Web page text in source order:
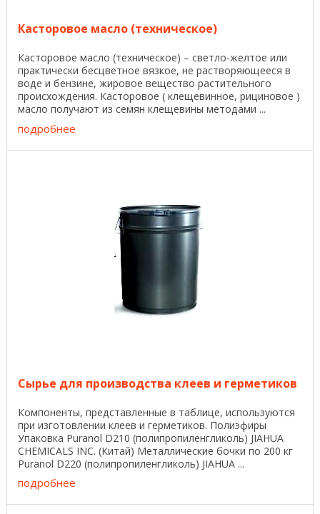
Касторовое масло (техническое)
Касторовое масло (техническое) – светло-желтое или
практически бесцветное вязкое, не растворяющееся в
воде и бензине, жировое вещество растительного
происхождения. Касторовое ( клещевинное, рициновое )
масло получают из семян клещевины методами ...
подробнее
Сырье для производства клеев и герметиков
Компоненты, представленные в таблице, используются
при изготовлении клеев и герметиков. Полиэфиры
Упаковка Puranol D210 (полипропиленгликоль) JIAHUA
CHEMICALS INC. (Китай) Металлические бочки по 200 кг
Puranol D220 (полипропиленгликоль) JIAHUA ...
подробнее